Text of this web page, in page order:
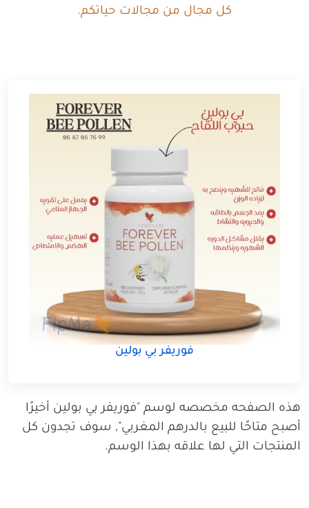
كل مجال من مجالات حياتكم.
فوريفر بي بولين
هذه الصفحه مخصصه لوسم "فوريفر بي بولين أخيرًا
أصبح متاحًا للبيع بالدرهم المغربي", سوف تجدون كل
المنتجات التي لها علاقه بهذا الوسم.